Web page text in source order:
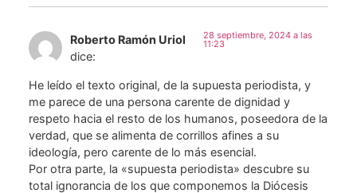
Roberto Ramón Uriol
dice:
28 septiembre, 2024 a las
11:23
He leído el texto original, de la supuesta periodista, y
me parece de una persona carente de dignidad y
respeto hacia el resto de los humanos, poseedora de la
verdad, que se alimenta de corrillos afines a su
ideología, pero carente de lo más esencial.
Por otra parte, la «supuesta periodista» descubre su
total ignorancia de los que componemos la Diócesis